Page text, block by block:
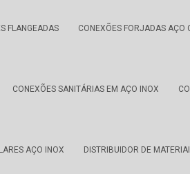
FLANGEADAS CONEXÕES FORJADAS AÇO
CONEXÕES SANITÁRIAS EM AÇO INOX
AÇO INOX DISTRIBUIDOR DE